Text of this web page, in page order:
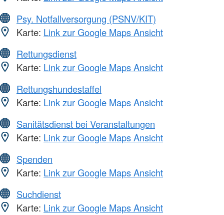
Psy. Notfallversorgung (PSNV/KIT)
Karte: Link zur Google Maps Ansicht
Rettungsdienst
Karte: Link zur Google Maps Ansicht
Rettungshundestaffel
Karte: Link zur Google Maps Ansicht
Sanitätsdienst bei Veranstaltungen
Karte: Link zur Google Maps Ansicht
Spenden
Karte: Link zur Google Maps Ansicht
Suchdienst
Karte: Link zur Google Maps Ansicht